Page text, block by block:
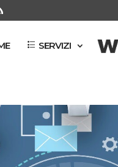
SERVIZI